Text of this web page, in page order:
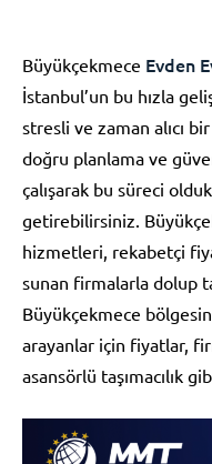
Büyükçekmece Evden
İstanbul’un bu hızla
stresli ve zaman alıcı
doğru planlama ve
çalışarak bu süreci
getirebilirsiniz.
hizmetleri, rekabetçi
sunan firmalarla dolup
Büyükçekmece
arayanlar için fiyatlar,
asansörlü taşımacılık